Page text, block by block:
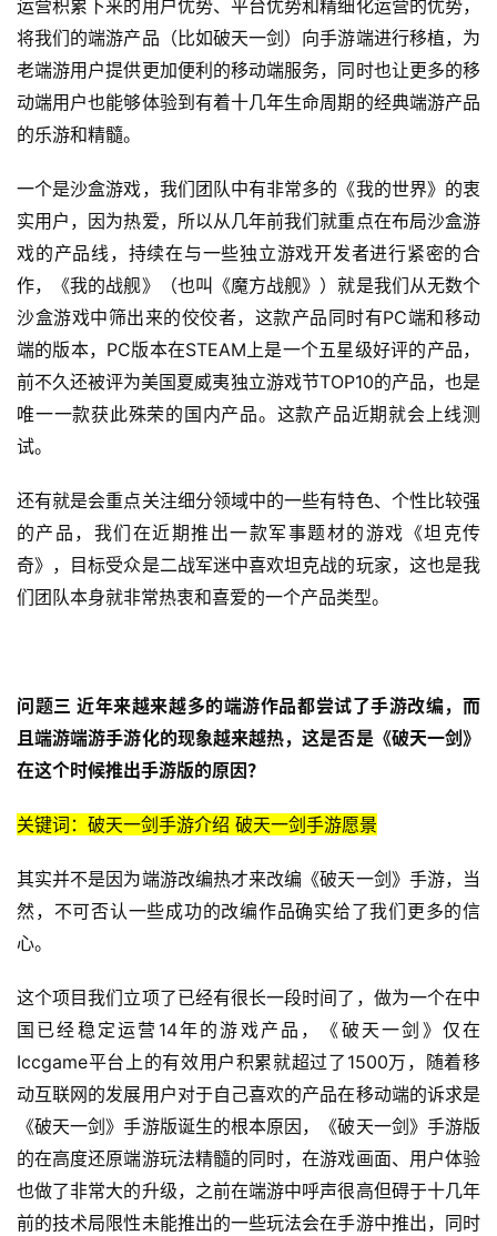
运营积累下来的用户优势、平台优势和精细化运营的优势，
将我们的端游产品（比如破天一剑）向手游端进行移植，为
老端游用户提供更加便利的移动端服务，同时也让更多的移
动端用户也能够体验到有着十几年生命周期的经典端游产品
的乐游和精髓。
一个是沙盒游戏，我们团队中有非常多的《我的世界》的衷
实用户，因为热爱，所以从几年前我们就重点在布局沙盒游
戏的产品线，持续在与一些独立游戏开发者进行紧密的合
作，《我的战舰》（也叫《魔方战舰》）就是我们从无数个
沙盒游戏中筛出来的佼佼者，这款产品同时有PC端和移动
端的版本，PC版本在STEAM上是一个五星级好评的产品，
前不久还被评为美国夏威夷独立游戏节TOP10的产品，也是
唯一一款获此殊荣的国内产品。这款产品近期就会上线测
试。
还有就是会重点关注细分领域中的一些有特色、个性比较强
的产品，我们在近期推出一款军事题材的游戏《坦克传
奇》，目标受众是二战军迷中喜欢坦克战的玩家，这也是我
们团队本身就非常热衷和喜爱的一个产品类型。
问题三 近年来越来越多的端游作品都尝试了手游改编，而
且端游端游手游化的现象越来越热，这是否是《破天一剑》
在这个时候推出手游版的原因？
关键词：破天一剑手游介绍 破天一剑手游愿景
其实并不是因为端游改编热才来改编《破天一剑》手游，当
然，不可否认一些成功的改编作品确实给了我们更多的信
心。
这个项目我们立项了已经有很长一段时间了，做为一个在中
国已经稳定运营14年的游戏产品，《破天一剑》仅在
Iccgame平台上的有效用户积累就超过了1500万，随着移
动互联网的发展用户对于自己喜欢的产品在移动端的诉求是
《破天一剑》手游版诞生的根本原因，《破天一剑》手游版
的在高度还原端游玩法精髓的同时，在游戏画面、用户体验
也做了非常大的升级，之前在端游中呼声很高但碍于十几年
前的技术局限性未能推出的一些玩法会在手游中推出，同时